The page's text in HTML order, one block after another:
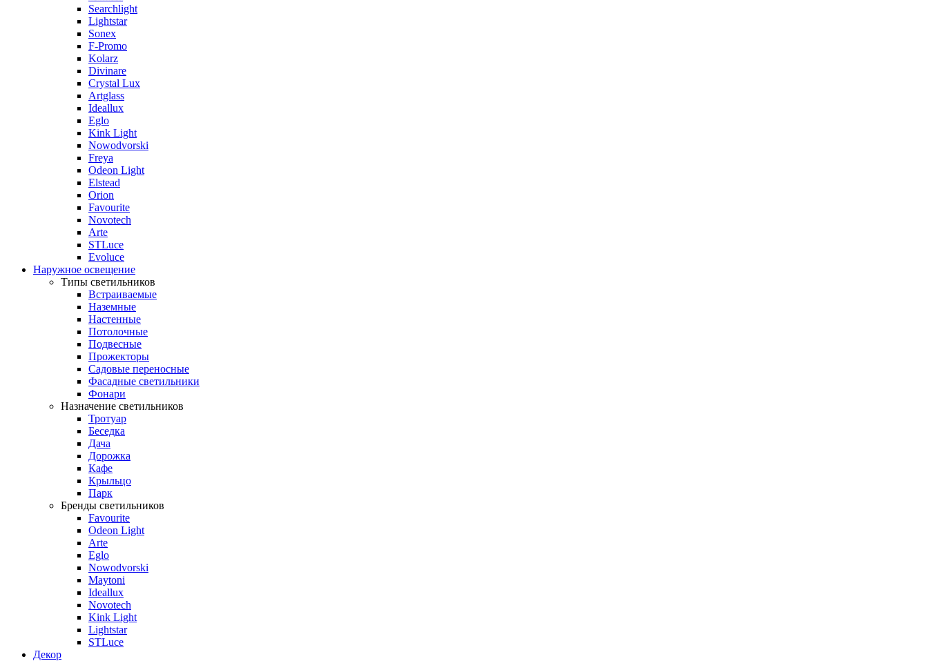
Searchlight
Lightstar
Sonex
F-Promo
Kolarz
Divinare
Crystal Lux
Artglass
Ideallux
Eglo
Kink Light
Nowodvorski
Freya
Odeon Light
Elstead
Orion
Favourite
Novotech
Arte
STLuce
Evoluce
Наружное освещение
Типы светильников
Встраиваемые
Наземные
Настенные
Потолочные
Подвесные
Прожекторы
Садовые переносные
Фасадные светильники
Фонари
Назначение светильников
Тротуар
Беседка
Дача
Дорожка
Кафе
Крыльцо
Парк
Бренды светильников
Favourite
Odeon Light
Arte
Eglo
Nowodvorski
Maytoni
Ideallux
Novotech
Kink Light
Lightstar
STLuce
Декор